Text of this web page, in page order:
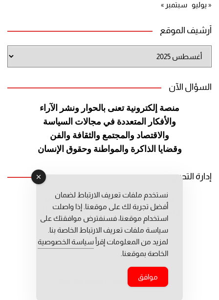
« يوليو سبتمبر »
أرشيف الموقع
أرشيف
السؤال الآن
منصة إلكترونية تعنى بالحوار ونشر الآراء
والأفكار المتعددة في مجالات السياسة
والاقتصاد والمجتمع والثقافة والفن
وقضايا الذاكرة والمواطنة وحقوق الإنسان
إدارة التحرير
رئيس التحرير: عبد الرحيم التوراني
رئيس التحرير المساعد: المعطي قبال
مديرة التحرير: فاطمة حوحو
جميع حقوق النشر محفوظة © 2026
نستخدم ملفات تعريف الارتباط لضمان
أفضل تجربة لك على موقعنا. إذا واصلت
استخدام موقعنا، فسنفترض موافقتك على
سياسة ملفات تعريف الارتباط الخاصة بنا.
لمزيد من المعلومات إقرأ سياسة الخصوصية
الخاصة بموقعنا.
موافق